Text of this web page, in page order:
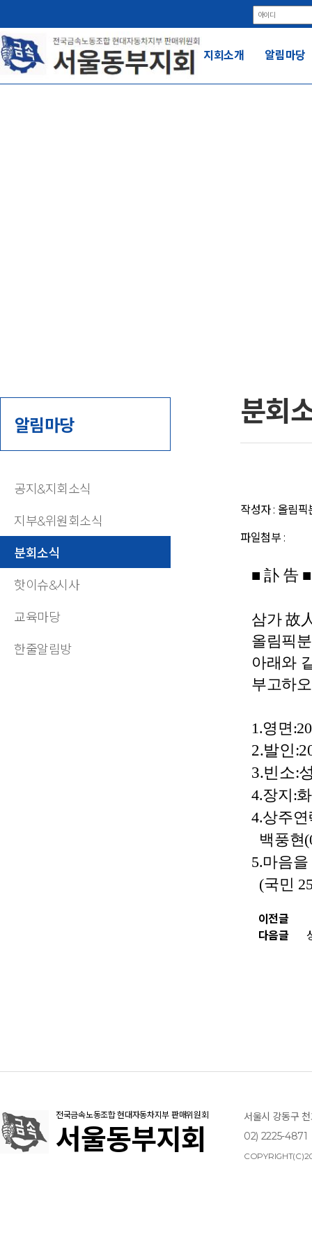
지회소개 알림마당
알림마당
공지&지회소식
지부&위원회소식
분회소식
핫이슈&시사
교육마당
한줄알림방
분회
작성자 : 올림
파일첨부 :
■ 訃 告 ■
삼가 故
올림픽
아래와
부고하
1.영면
2.발인
3.빈소:
4.장지:
4.상주연
백풍현
5.마음
(국민
이전글
다음글
전국금속노동조합 현대자동차지부 판매위원회
서울동부지회
서울시 강동구
02) 2225-4871